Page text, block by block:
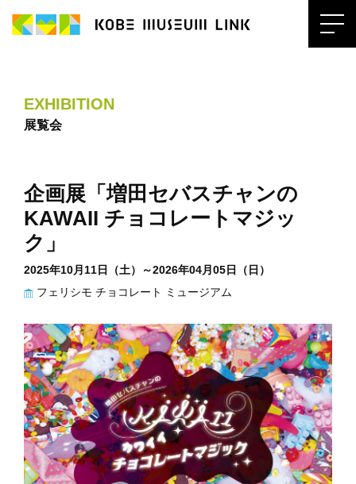
EXHIBITION
展覧会
企画展「増田セバスチャンの
KAWAII チョコレートマジッ
ク」
2025年10月11日（土）～2026年04月05日（日）
フェリシモ チョコレート ミュージアム